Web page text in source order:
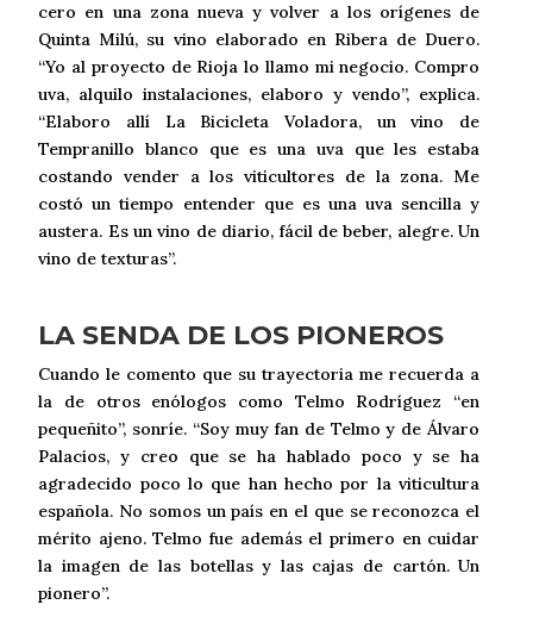
cero en una zona nueva y volver a los orígenes de
Quinta Milú, su vino elaborado en Ribera de Duero.
“Yo al proyecto de Rioja lo llamo mi negocio. Compro
uva, alquilo instalaciones, elaboro y vendo”, explica.
“Elaboro allí La Bicicleta Voladora, un vino de
Tempranillo blanco que es una uva que les estaba
costando vender a los viticultores de la zona. Me
costó un tiempo entender que es una uva sencilla y
austera. Es un vino de diario, fácil de beber, alegre. Un
vino de texturas”.
LA SENDA DE LOS PIONEROS
Cuando le comento que su trayectoria me recuerda a
la de otros enólogos como Telmo Rodríguez “en
pequeñito”, sonríe. “Soy muy fan de Telmo y de Álvaro
Palacios, y creo que se ha hablado poco y se ha
agradecido poco lo que han hecho por la viticultura
española. No somos un país en el que se reconozca el
mérito ajeno. Telmo fue además el primero en cuidar
la imagen de las botellas y las cajas de cartón. Un
pionero”.